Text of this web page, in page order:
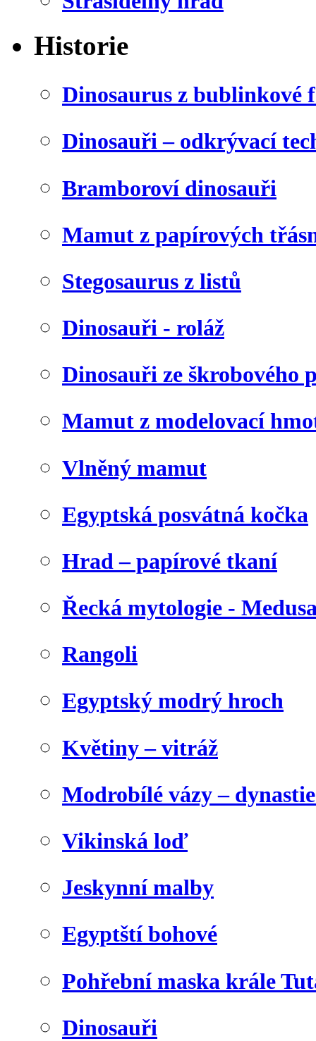
Historie
Dinosaurus z bublinkové
Dinosauři – odkrývací
Bramboroví dinosauři
Mamut z papírových
Stegosaurus z listů
Dinosauři - roláž
Dinosauři ze škrobového
Mamut z modelovací
Vlněný mamut
Egyptská posvátná kočka
Hrad – papírové tkaní
Řecká mytologie -
Rangoli
Egyptský modrý hroch
Květiny – vitráž
Modrobílé vázy –
Vikinská loď
Jeskynní malby
Egyptští bohové
Pohřební maska krále
Dinosauři